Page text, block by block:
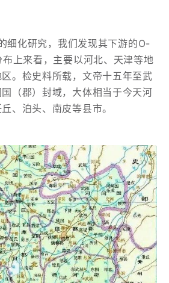
细化研究，我们发现其下游的O-
上来看，主要以河北、天津等地
。检史料所载，文帝十五年至武
（郡）封域，大体相当于今天河
、泊头、南皮等县市。